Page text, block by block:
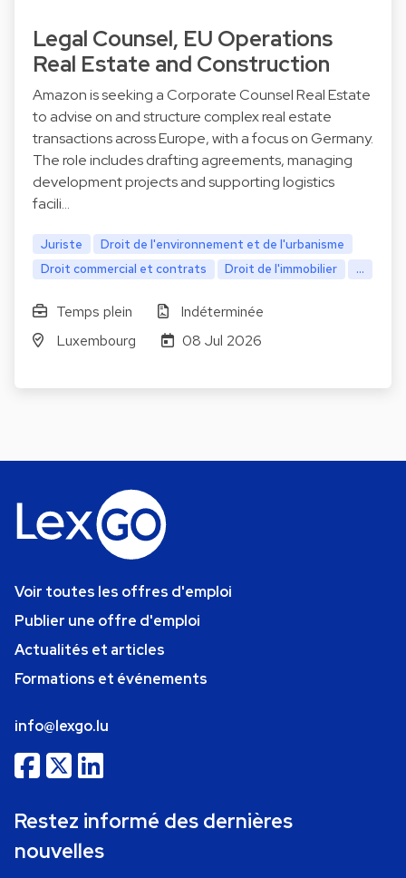
Legal Counsel, EU Operations
Real Estate and Construction
Amazon is seeking a Corporate Counsel Real Estate
to advise on and structure complex real estate
transactions across Europe, with a focus on Germany.
The role includes drafting agreements, managing
development projects and supporting logistics
facili…
Juriste
Droit de l'environnement et de l'urbanisme
Droit commercial et contrats
Droit de l'immobilier ...
Temps plein
Indéterminée
Luxembourg
08 Jul 2026
Voir toutes les offres d'emploi
Publier une offre d'emploi
Actualités et articles
Formations et événements
info@lexgo.lu
Restez informé des dernières
nouvelles